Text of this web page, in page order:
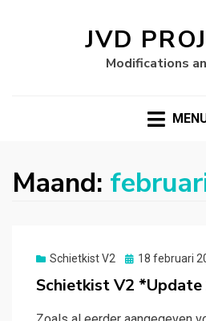
JVD
Modifications
Maand:
Schietkist V2
Gepubliceerd
18 februari
Schietkist V2 *Update